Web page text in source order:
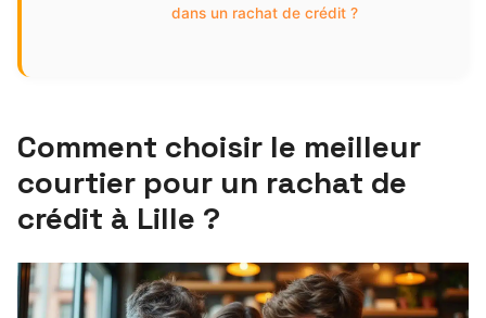
dans un rachat de crédit ?
Comment choisir le meilleur
courtier pour un rachat de
crédit à Lille ?